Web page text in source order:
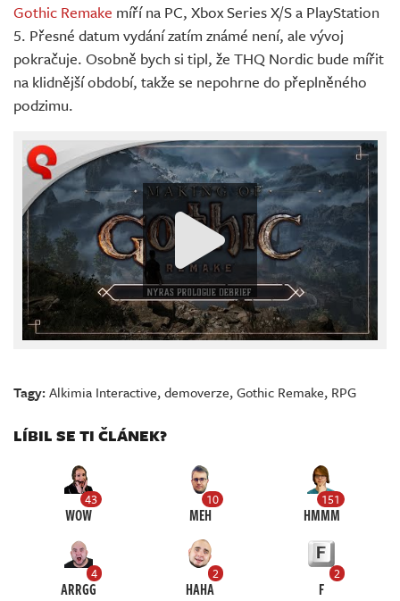
Gothic Remake míří na PC, Xbox Series X/S a PlayStation
5. Přesné datum vydání zatím známé není, ale vývoj
pokračuje. Osobně bych si tipl, že THQ Nordic bude mířit
na klidnější období, takže se nepohrne do přeplněného
podzimu.
Tagy:Alkimia Interactive,demoverze,Gothic Remake, RPG
LÍBIL SE TI ČLÁNEK?
43
WOW
10
MEH
151
HMMM
4
ARRGG
2
HAHA
2
F